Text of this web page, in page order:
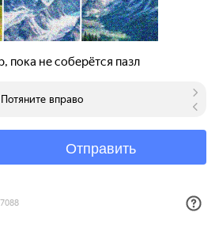
Карта сайта
система поиска запчастей,
2026 Все права защищены